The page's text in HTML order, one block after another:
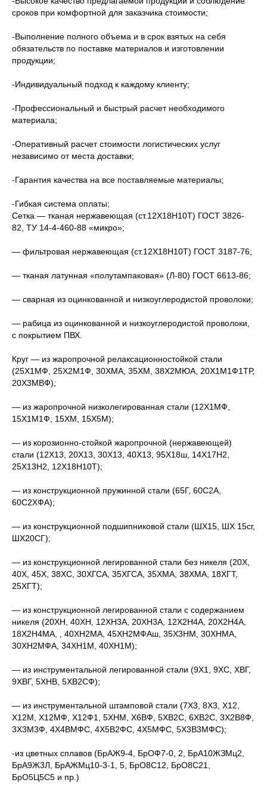
сроков при комфортной для заказчика стоимости;
-Выполнение полного объема и в срок взятых на себя
обязательств по поставке материалов и изготовлении
продукции;
-Индивидуальный подход к каждому клиенту;
-Профессиональный и быстрый расчет необходимого
материала;
-Оперативный расчет стоимости логистических услуг
независимо от места доставки;
-Гарантия качества на все поставляемые материалы;
-Гибкая система оплаты;
Сетка — тканая нержавеющая (ст.12Х18Н10Т) ГОСТ 3826-
82, ТУ 14-4-460-88 «микро»;
— фильтровая нержавеющая (ст.12Х18Н10Т) ГОСТ 3187-76;
— тканая латунная «полутампаковая» (Л-80) ГОСТ 6613-86;
— сварная из оцинкованной и низкоуглеродистой проволоки;
— рабица из оцинкованной и низкоуглеродистой проволоки,
с покрытием ПВХ.
Круг — из жаропрочной релаксационностойкой стали
(25Х1МФ, 25Х2М1Ф, 30ХМА, 35ХМ, 38Х2МЮА, 20Х1М1Ф1ТР,
20Х3МВФ);
— из жаропрочной низколегированная стали (12Х1МФ,
15Х1М1Ф, 15ХМ, 15Х5М);
— из корозионно-стойкой жаропрочной (нержавеющей)
стали (12Х13, 20Х13, 30Х13, 40Х13, 95Х18ш, 14Х17Н2,
25Х13Н2, 12Х18Н10Т);
— из конструкционной пружинной стали (65Г, 60С2А,
60С2ХФА);
— из конструкционной подшипниковой стали (ШХ15, ШХ 15сг,
ШХ20СГ);
— из конструкционной легированной стали без никеля (20Х,
40Х, 45Х, 38ХС, 30ХГСА, 35ХГСА, 35ХМА, 38ХМА, 18ХГТ,
25ХГТ);
— из конструкционной легированной стали с содержанием
никеля (20ХН, 40ХН, 12ХН3А, 20ХН3А, 12Х2Н4А, 20Х2Н4А,
18Х2Н4МА, , 40ХН2МА, 45ХН2МФАш, 35Х3НМ, 30ХНМА,
30ХН2МФА, 34ХН1М, 40ХН1М);
— из инструментальной легированной стали (9Х1, 9ХС, ХВГ,
9ХВГ, 5ХНВ, 5ХВ2СФ);
— из инструментальной штамповой стали (7Х3, 8Х3, Х12,
Х12М, Х12МФ, Х12Ф1, 5ХНМ, Х6ВФ, 5ХВ2С, 6ХВ2С, 3Х2В8Ф,
3Х3М3Ф, 4Х4ВМФС, 4Х5В2ФС, 4Х5МФС, 5Х3В3МФС);
-из цветных сплавов (БрАЖ9-4, БрОФ7-0, 2, БрА10ЖЗМц2,
БрА9Ж3Л, БрАЖМц10-3-1, 5, БрО8С12, БрО8С21,
БрО5Ц5С5 и пр.)